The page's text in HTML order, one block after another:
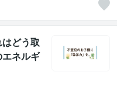
どう取
ネルギ